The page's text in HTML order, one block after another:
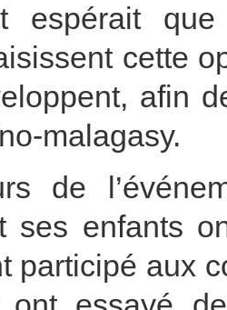
espérait
cette
afin
malagasy.
de
ses enfants
participé aux